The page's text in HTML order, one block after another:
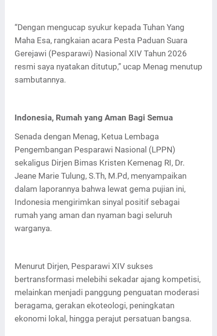
“Dengan mengucap syukur kepada Tuhan Yang
Maha Esa, rangkaian acara Pesta Paduan Suara
Gerejawi (Pesparawi) Nasional XIV Tahun 2026
resmi saya nyatakan ditutup,” ucap Menag menutup
sambutannya.
Indonesia, Rumah yang Aman Bagi Semua
Senada dengan Menag, Ketua Lembaga
Pengembangan Pesparawi Nasional (LPPN)
sekaligus Dirjen Bimas Kristen Kemenag RI, Dr.
Jeane Marie Tulung, S.Th, M.Pd, menyampaikan
dalam laporannya bahwa lewat gema pujian ini,
Indonesia mengirimkan sinyal positif sebagai
rumah yang aman dan nyaman bagi seluruh
warganya.
Menurut Dirjen, Pesparawi XIV sukses
bertransformasi melebihi sekadar ajang kompetisi,
melainkan menjadi panggung penguatan moderasi
beragama, gerakan ekoteologi, peningkatan
ekonomi lokal, hingga perajut persatuan bangsa.